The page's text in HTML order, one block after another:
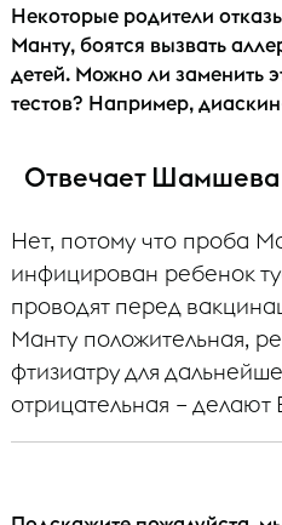
Некоторые родители
Манту, боятся вызвать
детей. Можно ли заменить
тестов? Например,
Отвечает Шамшева
Нет, потому что проба
инфицирован ребенок
проводят перед
Манту положительная,
фтизиатру для
отрицательная –